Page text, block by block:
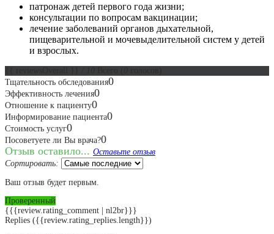
патронаж детей первого года жизни;
консультации по вопросам вакцинации;
лечение заболеваний органов дыхательной,
пищеварительной и мочевыделительной систем у детей
и взрослых.
Тщательность обследования0
Эффективность лечения0
Отношение к пациенту0
Информирование пациента0
Стоимость услуг0
Посоветуете ли Вы врача?0
Отзыв оставило... Оставьте отзыв
Сортировать:
Ваш отзыв будет первым.
Проверенный
{{{review.rating_comment | nl2br}}}
Replies ({{review.rating_replies.length}})